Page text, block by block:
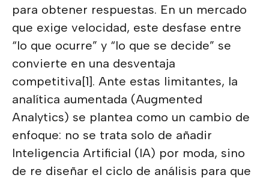
para obtener respuestas. En un mercado
que exige velocidad, este desfase entre
“lo que ocurre” y “lo que se decide” se
convierte en una desventaja
competitiva[1]. Ante estas limitantes, la
analítica aumentada (Augmented
Analytics) se plantea como un cambio de
enfoque: no se trata solo de añadir
Inteligencia Artificial (IA) por moda, sino
de re diseñar el ciclo de análisis para que